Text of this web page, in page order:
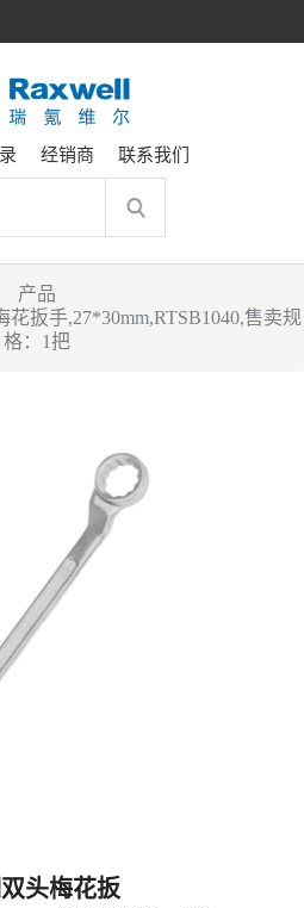
经销商 联系我们
产品
花扳手,27*30mm,RTSB1040,售卖规
格：1把
头梅花扳